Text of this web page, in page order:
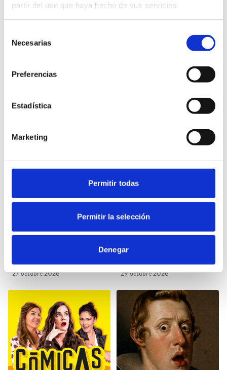
partir del uso que haya hecho de sus servicios.
Necesarias
Preferencias
Estadística
Marketing
Permitir todas
Permitir la selección
Denegar
¿POR QUÉ NO TE
CALLAS? -DANI MATEO
ALICANTE
24 octubre 2026
17º GRAN GALA DE CIRCO
LA FLAUTA MÁGICA
ALICANTE
27 octubre 2026
SHERYL YOUNGBLOOD -
A MEETING WITH THE
BLUES
ALICANTE
29 octubre 2026